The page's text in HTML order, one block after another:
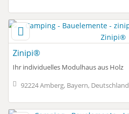
Zinipi®
Ihr individuelles Modulhaus aus Holz
92224 Amberg, Bayern, Deutschland